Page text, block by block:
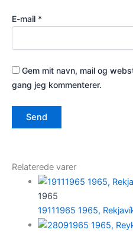
E-mail *
Gem mit navn, mail og
gang jeg kommenterer.
Relaterede varer
1965
19111965 1965,